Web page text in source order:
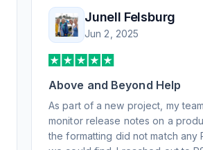
RSS feed needs. Our trucking
website couldn't work without it.
Junell Felsburg
Jun 2, 2025
Above and Beyond Help
As part of a new project, my
monitor release notes on a
the formatting did not match any